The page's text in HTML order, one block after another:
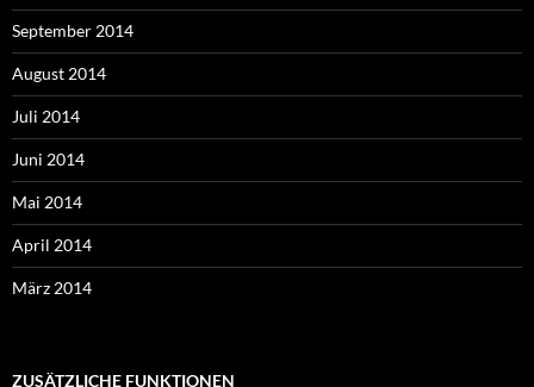
September 2014
August 2014
Juli 2014
Juni 2014
Mai 2014
April 2014
März 2014
ZUSÄTZLICHE FUNKTIONEN